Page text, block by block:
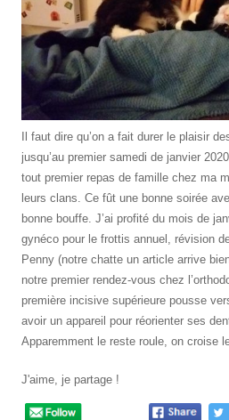
Il faut dire qu’on a fait durer le plaisir
jusqu’au premier samedi de janvier
tout premier repas de famille chez ma
leurs clans. Ce fût une bonne soirée
bonne bouffe. J’ai profité du mois de
gynéco pour le frottis annuel, révision
Penny (notre chatte un article arrive
notre premier rendez-vous chez
première incisive supérieure pousse
avoir un appareil pour réorienter ses
Apparemment le reste roule, on croise
J'aime, je partage !